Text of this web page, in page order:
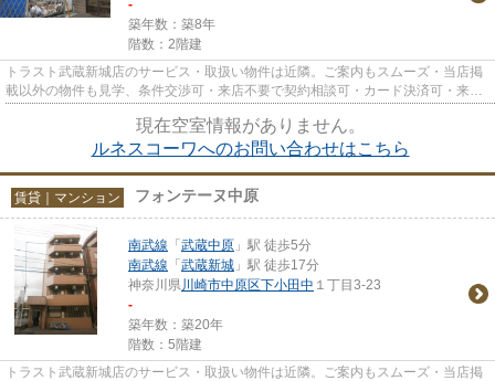
-
築年数：築8年
階数：2階建
トラスト武蔵新城店のサービス・取扱い物件は近隣。ご案内もスムーズ・当店掲
載以外の物件も見学、条件交渉可・来店不要で契約相談可・カード決済可・来店
時無料駐車場有（要電話予約...
現在空室情報がありません。
ルネスコーワへのお問い合わせはこちら
賃貸｜マンション フォンテーヌ中原
南武線 「武蔵中原 」駅 徒歩5分
南武線 「武蔵新城 」駅 徒歩17分
神奈川県川崎市中原区下小田中 １丁目3-23
-
築年数：築20年
階数：5階建
トラスト武蔵新城店のサービス・取扱い物件は近隣。ご案内もスムーズ・当店掲